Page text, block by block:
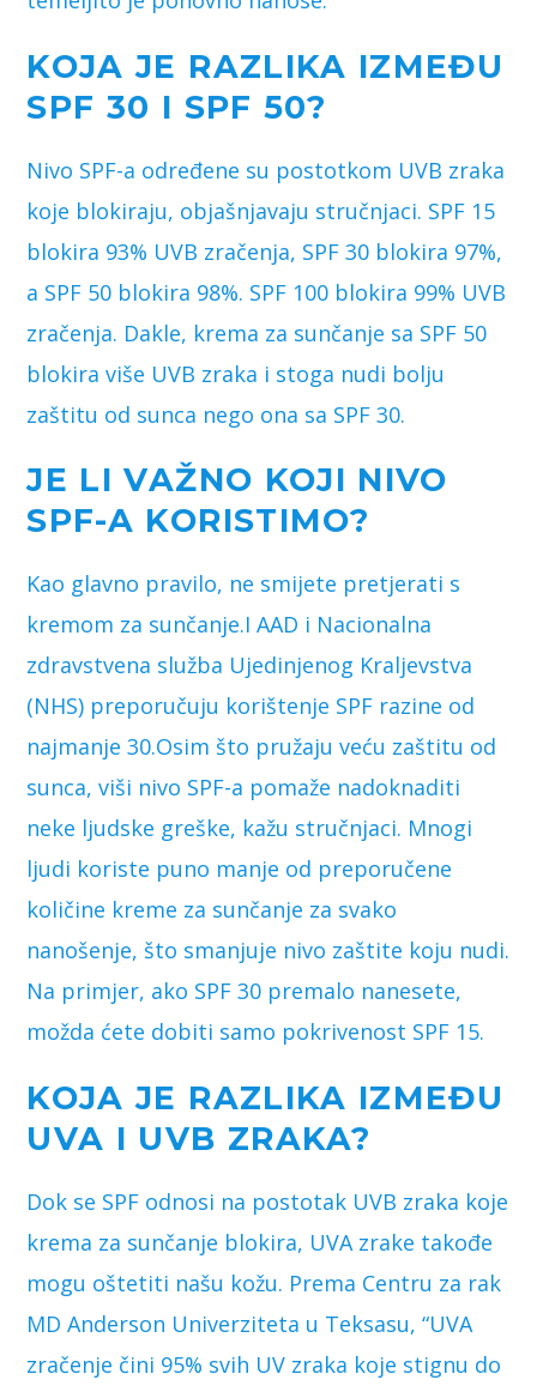
KOJA JE RAZLIKA IZMEĐU
SPF 30 I SPF 50?
Nivo SPF-a određene su postotkom UVB zraka
koje blokiraju, objašnjavaju stručnjaci. SPF 15
blokira 93% UVB zračenja, SPF 30 blokira 97%,
a SPF 50 blokira 98%. SPF 100 blokira 99% UVB
zračenja. Dakle, krema za sunčanje sa SPF 50
blokira više UVB zraka i stoga nudi bolju
zaštitu od sunca nego ona sa SPF 30.
JE LI VAŽNO KOJI NIVO
SPF-A KORISTIMO?
Kao glavno pravilo, ne smijete pretjerati s
kremom za sunčanje.I AAD i Nacionalna
zdravstvena služba Ujedinjenog Kraljevstva
(NHS) preporučuju korištenje SPF razine od
najmanje 30.Osim što pružaju veću zaštitu od
sunca, viši nivo SPF-a pomaže nadoknaditi
neke ljudske greške, kažu stručnjaci. Mnogi
ljudi koriste puno manje od preporučene
količine kreme za sunčanje za svako
nanošenje, što smanjuje nivo zaštite koju nudi.
Na primjer, ako SPF 30 premalo nanesete,
možda ćete dobiti samo pokrivenost SPF 15.
KOJA JE RAZLIKA IZMEĐU
UVA I UVB ZRAKA?
Dok se SPF odnosi na postotak UVB zraka koje
krema za sunčanje blokira, UVA zrake takođe
mogu oštetiti našu kožu. Prema Centru za rak
MD Anderson Univerziteta u Teksasu, “UVA
zračenje čini 95% svih UV zraka koje stignu do